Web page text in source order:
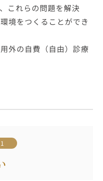
これらの問題を解決
境をつくることができ
外の自費（自由）診療